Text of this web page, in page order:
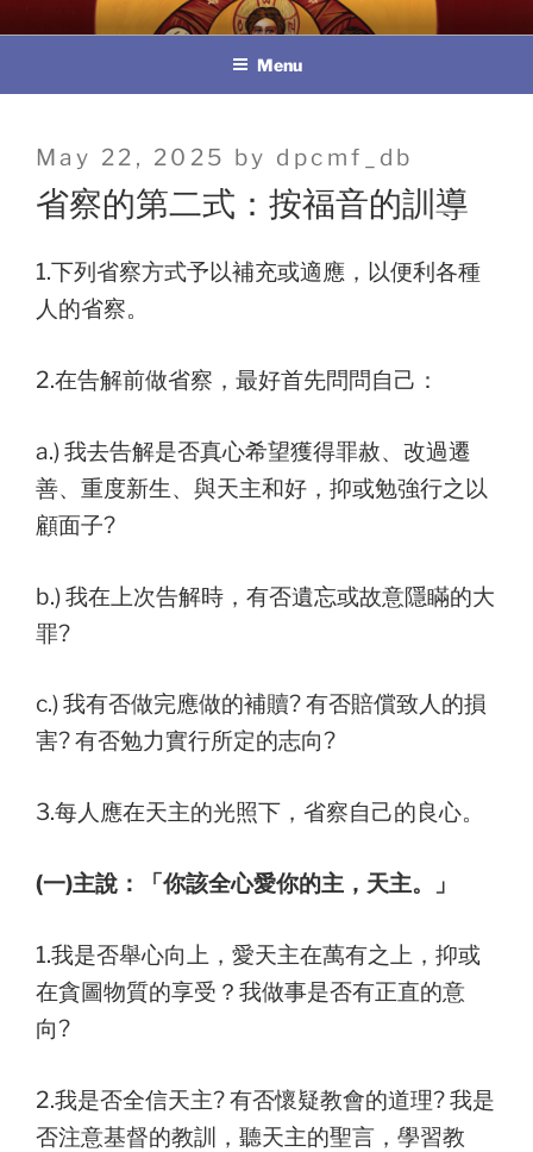
to
教區婚姻與家庭牧民委員會
Menu
Posted
on
May 22, 2025 by dpcmf_db
省察的第二式：按福音的訓導
1.下列省察方式予以補充或適應，以便利各種
人的省察。
2.在告解前做省察，最好首先問問自己：
a.) 我去告解是否真心希望獲得罪赦、改過遷
善、重度新生、與天主和好，抑或勉強行之以
顧面子?
b.) 我在上次告解時，有否遺忘或故意隱瞞的大
罪?
c.) 我有否做完應做的補贖? 有否賠償致人的損
害? 有否勉力實行所定的志向?
3.每人應在天主的光照下，省察自己的良心。
(一)主說：「你該全心愛你的主，天主。」
1.我是否舉心向上，愛天主在萬有之上，抑或
在貪圖物質的享受？我做事是否有正直的意
向?
2.我是否全信天主? 有否懷疑教會的道理? 我是
否注意基督的教訓，聽天主的聖言，學習教